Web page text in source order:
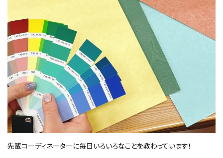
先輩コーディネーターに毎日いろいろなことを教わっています！